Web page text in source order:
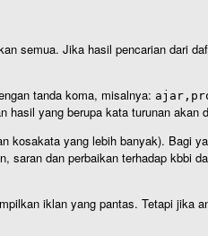
semua. Jika hasil pencarian dari
tanda koma, misalnya:
yang berupa kata turunan akan
kosakata yang lebih banyak). Bagi
saran dan perbaikan terhadap kbbi
iklan yang pantas. Tetapi jika